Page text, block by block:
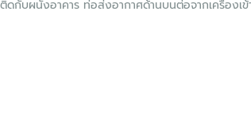
ผนังอาคาร ท่อส่งอากาศด้านบนต่อจากเครื่องเข้า